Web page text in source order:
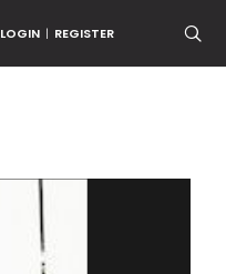
LOGIN | REGISTER